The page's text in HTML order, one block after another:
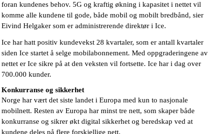
foran kundenes behov. 5G og kraftig økning i kapasitet i nettet vil
komme alle kundene til gode, både mobil og mobilt bredbånd, sier
Eivind Helgaker som er administrerende direktør i Ice.
Ice har hatt positiv kundevekst 28 kvartaler, som er antall kvartaler
siden Ice startet å selge mobilabonnement. Med oppgraderingene av
nettet er Ice sikre på at den veksten vil fortsette. Ice har i dag over
700.000 kunder.
Konkurranse og sikkerhet
Norge har vært det siste landet i Europa med kun to nasjonale
mobilnett. Resten av Europa har minst tre nett, som skaper både
konkurranse og sikrer økt digital sikkerhet og beredskap ved at
kundene deles på flere forskjellige nett.